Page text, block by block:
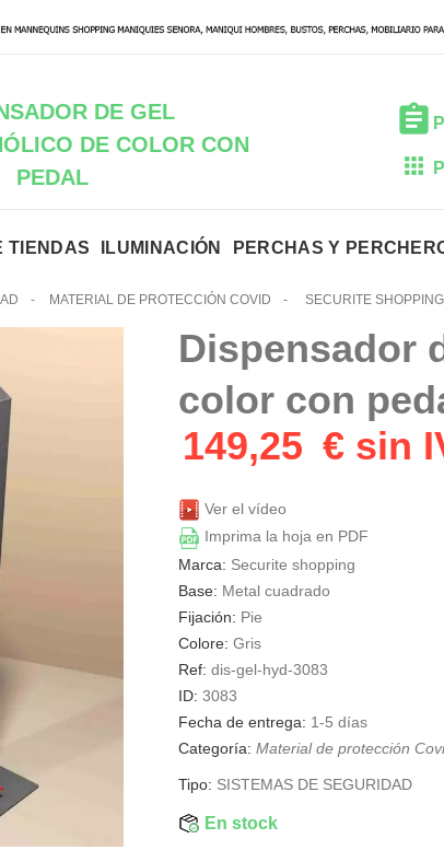
DE GEL
DE COLOR CON
PEDAL
TIENDAS ILUMINACIÓN PERCHAS Y
- MATERIAL DE PROTECCIÓN COVID - SECURITE
Dispensador
color con
149,25 € sin
Ver el vídeo
Imprima la hoja en PDF
Marca: Securite shopping
Base: Metal cuadrado
Fijación: Pie
Colore: Gris
Ref: dis-gel-hyd-3083
ID: 3083
Fecha de entrega: 1-5 días
Categoría: Material de protección
Tipo: SISTEMAS DE SEGURIDAD
En stock